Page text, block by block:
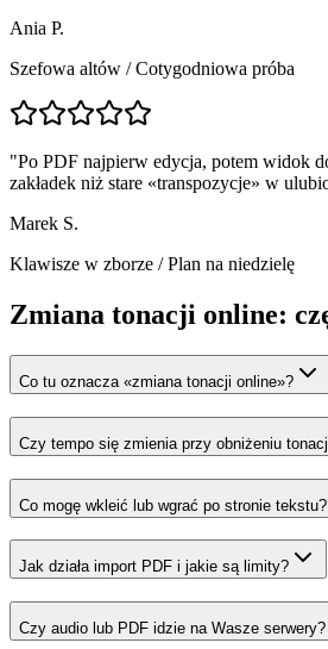
Ania P.
Szefowa altów /Cotygodniowa próba
"Po PDF najpierw edycja, potem widok
zakładek niż stare «transpozycje» w
Marek S.
Klawisze w zborze /Plan na niedzielę
Zmiana tonacji online:
Co tu oznacza «zmiana tonacji online»?
Czy tempo się zmienia przy obniżeniu
Co mogę wkleić lub wgrać po stronie tekstu?
Jak działa import PDF i jakie są limity?
Czy audio lub PDF idzie na Wasze serwery?